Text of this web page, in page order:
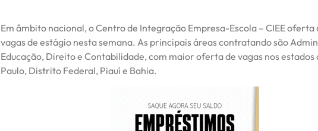
Em âmbito nacional, o Centro de Integração Empresa-Escola – CIEE oferta
vagas de estágio nesta semana. As principais áreas contratando são
Educação, Direito e Contabilidade, com maior oferta de vagas nos estados
Paulo, Distrito Federal, Piauí e Bahia.